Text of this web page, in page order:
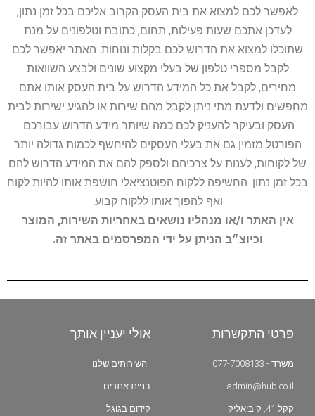
לאפשר לכם למצוא את בית העסק הקרוב אליכם בכל זמן נתון,
לעדכן אתכם שעות פעילות, תחום, כתובת וטלפונים על מנת
שתוכלו למצוא את הדרוש לכם בקלות ונוחות. האתר יאפשר לכם
לקבל מספרי טלפון של בעלי מקצוע שונים ולבצע השוואות
מחירים, לקבל את כל המידע הדרוש על בית העסק אותו אתם
מחפשים ולדעת מתי ניתן לקבל מהם שירות או להגיע ישירות לבית
העסק ובעיקר להעניק לכם כמה שיותר מידע הדרוש עבורכם.
הפורטל מזמין גם את בעלי העסקים להיחשף לכמות גדולה יותר
של לקוחות, לענות על צרכיהם ולספק להם את המידע הדרוש להם
בכל זמן נתון. החשיפה ללקוח הפוטנציאלי חושפת אותו להיות לקוח
ואף להפוך אותו ללקוח קבוע.
אין האתר ו/או מנהליו נושאים באחריות השירות, המוצר
וכיוצ״ב הניתן על ידי המפרסמים באתר זה.
פרטי התקשרות
משרד - 077-7008133
admin@hub.co.il
קקל 41, ק.ביאליק
אולי יעניין אותך
השירותים שלנו
בניית אתרים
קידום בגוגל